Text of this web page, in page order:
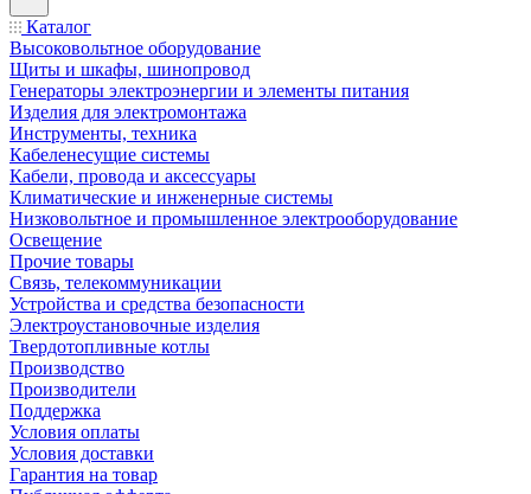
Каталог
Высоковольтное оборудование
Щиты и шкафы, шинопровод
Генераторы электроэнергии и элементы питания
Изделия для электромонтажа
Инструменты, техника
Кабеленесущие системы
Кабели, провода и аксессуары
Климатические и инженерные системы
Низковольтное и промышленное электрооборудование
Освещение
Прочие товары
Связь, телекоммуникации
Устройства и средства безопасности
Электроустановочные изделия
Твердотопливные котлы
Производство
Производители
Поддержка
Условия оплаты
Условия доставки
Гарантия на товар